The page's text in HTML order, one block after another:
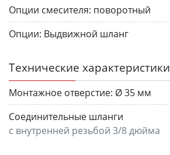
Опции смесителя: поворотный
Опции: Выдвижной шланг
Технические характеристики
Монтажное отверстие: Ø 35 мм
Соединительные шланги
с внутренней резьбой 3/8 дюйма